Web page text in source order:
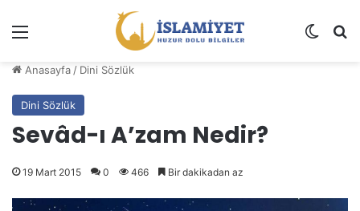
Dış
Anasayfa / Dini Sözlük
Dini Sözlük
Sevâd-ı A’zam Nedir?
19 Mart 2015 0 466 Bir dakikadan az